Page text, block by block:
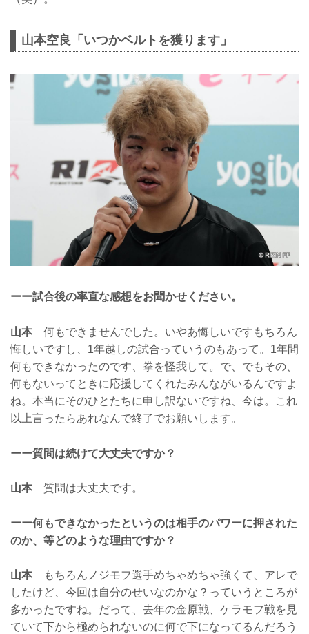
山本空良「いつかベルトを獲ります」
ーー試合後の率直な感想をお聞かせください。
山本何もできませんでした。いやあ悔しいですもちろん
悔しいですし、1年越しの試合っていうのもあって。1年間
何もできなかったのです、拳を怪我して。で、でもその、
何もないってときに応援してくれたみんながいるんですよ
ね。本当にそのひとたちに申し訳ないですね、今は。これ
以上言ったらあれなんで終了でお願いします。
ーー質問は続けて大丈夫ですか？
山本質問は大丈夫です。
ーー何もできなかったというのは相手のパワーに押された
のか、等どのような理由ですか？
山本もちろんノジモフ選手めちゃめちゃ強くて、アレで
したけど、今回は自分のせいなのかな？っていうところが
多かったですね。だって、去年の金原戦、ケラモフ戦を見
ていて下から極められないのに何で下になってるんだろう